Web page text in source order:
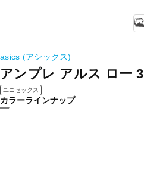
asics (アシックス)
アンプレ アルス ロー 3
ユニセックス
カラーラインナップ